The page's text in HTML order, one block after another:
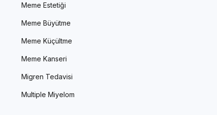
Meme Estetiği
Meme Büyütme
Meme Küçültme
Meme Kanseri
Migren Tedavisi
Multiple Miyelom